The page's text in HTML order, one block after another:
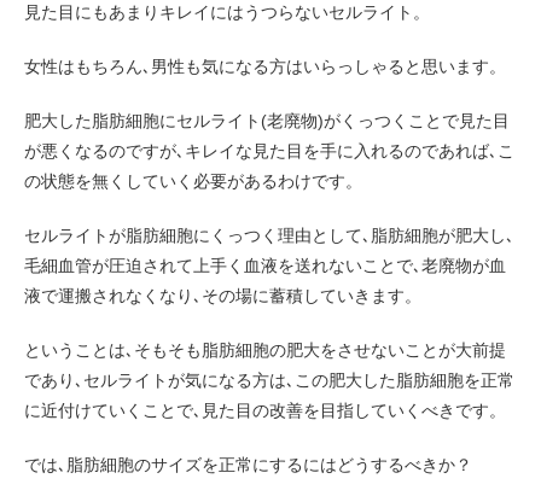
見た目にもあまりキレイにはうつらないセルライト。
女性はもちろん､男性も気になる方はいらっしゃると思います。
肥大した脂肪細胞にセルライト(老廃物)がくっつくことで見た目
が悪くなるのですが､キレイな見た目を手に入れるのであれば､こ
の状態を無くしていく必要があるわけです。
セルライトが脂肪細胞にくっつく理由として､脂肪細胞が肥大し､
毛細血管が圧迫されて上手く血液を送れないことで､老廃物が血
液で運搬されなくなり､その場に蓄積していきます。
ということは､そもそも脂肪細胞の肥大をさせないことが大前提
であり､セルライトが気になる方は､この肥大した脂肪細胞を正常
に近付けていくことで､見た目の改善を目指していくべきです。
では､脂肪細胞のサイズを正常にするにはどうするべきか？